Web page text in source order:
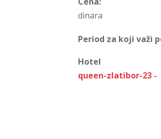
dinara
Period za koji važi
Hotel
queen-zlatibor-23 -